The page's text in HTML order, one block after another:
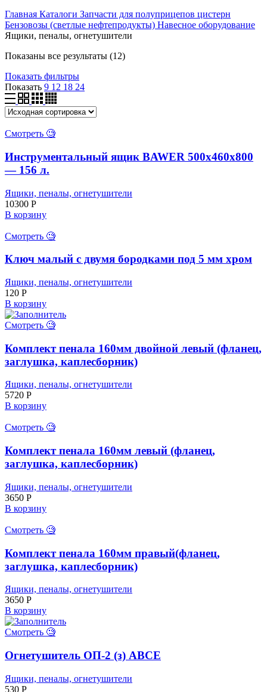
Главная Каталоги Запчасти для полуприцепов цистерн
Бензовозы (светлые нефтепродукты) Навесное оборудование
Ящики, пеналы, огнетушители
Показаны все результаты (12)
Показать фильтры
Показать 9 12 18 24
Смотреть 🧐
Инструментальный ящик BAWER 500x460x800
— 156 л.
Ящики, пеналы, огнетушители
10300 Р
В корзину
Смотреть 🧐
Ключ малый с двумя бородками под 5 мм хром
Ящики, пеналы, огнетушители
120 Р
В корзину
Смотреть 🧐
Комплект пенала 160мм двойной левый (фланец,
заглушка, каплесборник)
Ящики, пеналы, огнетушители
5720 Р
В корзину
Смотреть 🧐
Комплект пенала 160мм левый (фланец,
заглушка, каплесборник)
Ящики, пеналы, огнетушители
3650 Р
В корзину
Смотреть 🧐
Комплект пенала 160мм правый(фланец,
заглушка, каплесборник)
Ящики, пеналы, огнетушители
3650 Р
В корзину
Смотреть 🧐
Огнетушитель ОП-2 (з) АВСЕ
Ящики, пеналы, огнетушители
530 Р